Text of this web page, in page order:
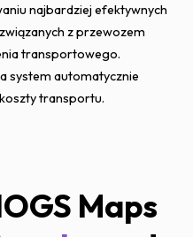
najbardziej efektywnych
z przewozem
transportowego.
system automatycznie
transportu.
Maps